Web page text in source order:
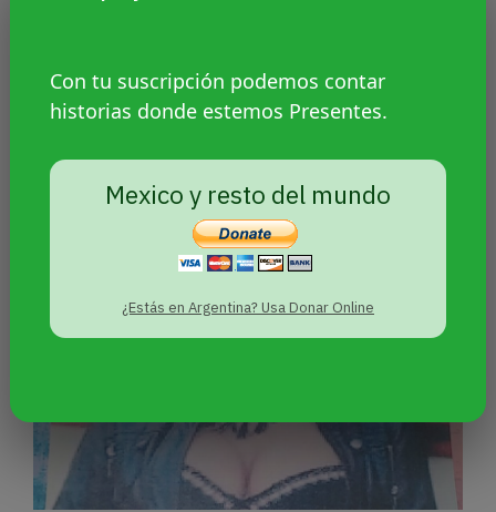
Con tu suscripción podemos contar
historias donde estemos Presentes.
Mexico y resto del mundo
¿Estás en Argentina? Usa Donar Online
jueza autorizó allanar su casa